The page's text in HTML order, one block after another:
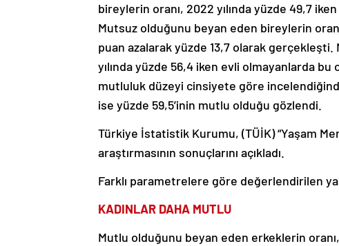
bireylerin oranı, 2022 yılında yüzde 49,7
Mutsuz olduğunu beyan eden bireylerin
puan azalarak yüzde 13,7 olarak
yılında yüzde 56,4 iken evli olmayanlarda
mutluluk düzeyi cinsiyete göre
ise yüzde 59,5’inin mutlu olduğu gözlendi.
Türkiye İstatistik Kurumu, (TÜİK) “Yaşam
araştırmasının sonuçlarını açıkladı.
Farklı parametrelere göre değerlendirilen
KADINLAR DAHA MUTLU
Mutlu olduğunu beyan eden erkeklerin oranı,